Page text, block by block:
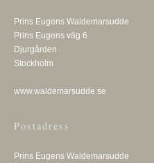
Prins Eugens Waldemarsudde
Prins Eugens väg 6
Djurgården
Stockholm
www.waldemarsudde.se
Postadress
Prins Eugens Waldemarsudde